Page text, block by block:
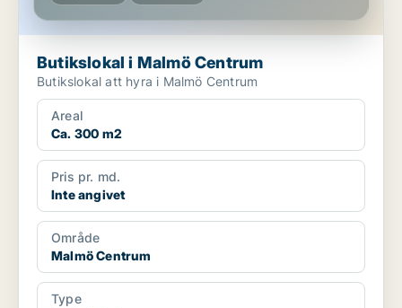
Butikslokal i Malmö Centrum
Butikslokal att hyra i Malmö Centrum
Areal
Ca. 300 m2
Pris pr. md.
Inte angivet
Område
Malmö Centrum
Type